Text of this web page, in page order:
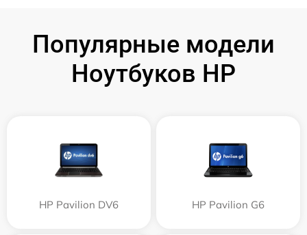
Популярные модели
Ноутбуков HP
HP Pavilion DV6 HP Pavilion G6